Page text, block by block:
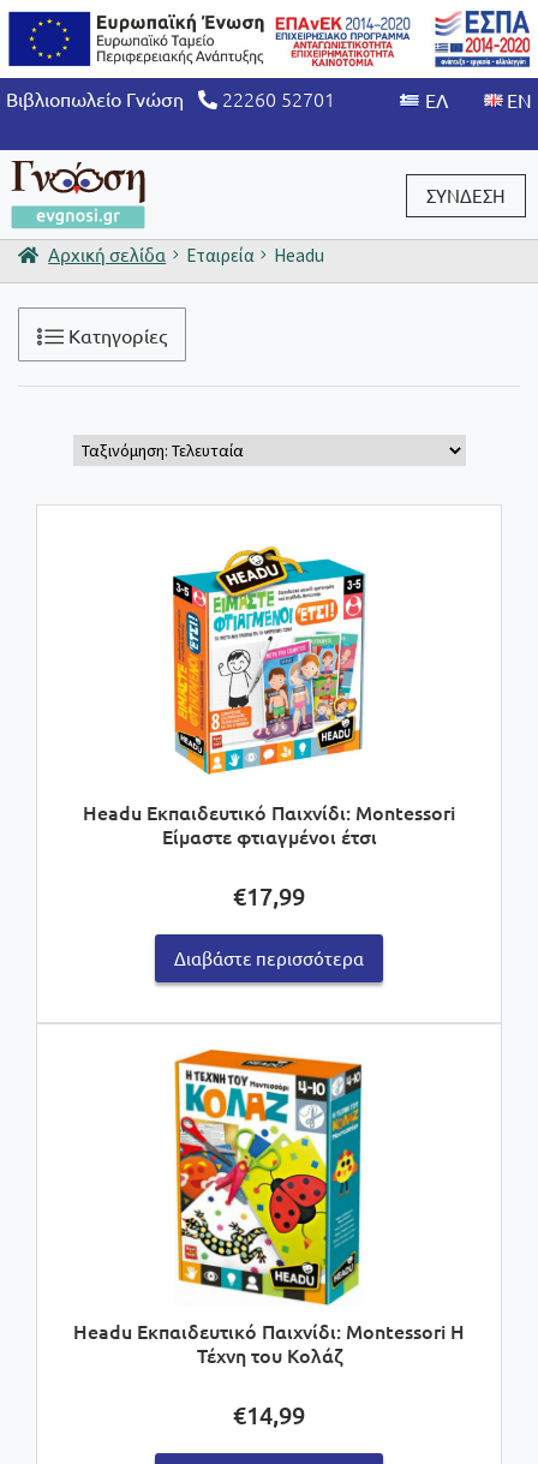
Βιβλιοπωλείο Γνώση 22260 52701
ΣΥΝΔΕΣΗ
Είσοδος / Εγγραφή
Αρχική σελίδα Εταιρεία Headu
Κατηγορίες
Headu Εκπαιδευτικό Παιχνίδι: Montessori
Είμαστε φτιαγμένοι έτσι
€17,99
Διαβάστε περισσότερα
Headu Εκπαιδευτικό Παιχνίδι: Montessori Η
Τέχνη του Κολάζ
€14,99